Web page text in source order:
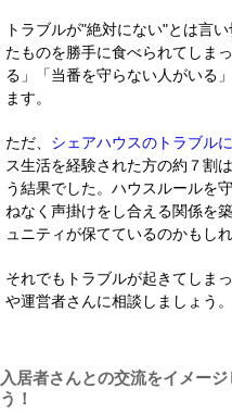
トラブルが"絶対にない"とは言
たものを勝手に食べられてしま
る」「当番を守らない人がいる
ます。
ただ、 シェアハウスのトラブル
ス生活を経験された方の約７割
う結果でした。ハウスルールを
ねなく声掛けをし合える関係を
ュニティが保てているのかもしれ
それでもトラブルが起きてしま
や運営者さんに相談しましょう。
入居者さんとの交流をイメー
う！